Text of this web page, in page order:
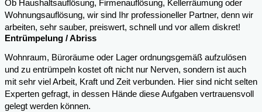
Ob Haushaltsauflösung, Firmenauflösung, Kellerräumung oder
Wohnungsauflösung, wir sind Ihr professioneller Partner, denn wir
arbeiten, sehr sauber, preiswert, schnell und vor allem diskret!
Entrümpelung / Abriss
Wohnraum, Büroräume oder Lager ordnungsgemäß aufzulösen
und zu entrümpeln kostet oft nicht nur Nerven, sondern ist auch
mit sehr viel Arbeit, Kraft und Zeit verbunden. Hier sind nicht selten
Experten gefragt, in dessen Hände diese Aufgaben vertrauensvoll
gelegt werden können.